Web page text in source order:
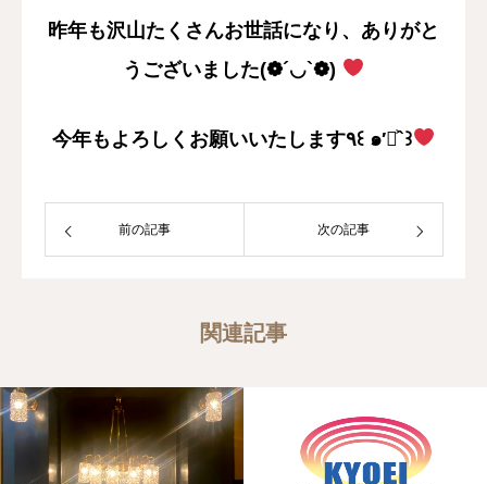
昨年も沢山たくさんお世話になり、ありがと
うございました(❁´◡`❁)
今年もよろしくお願いいたします٩꒰ ๑′◡͐`꒱
前の記事 次の記事
関連記事